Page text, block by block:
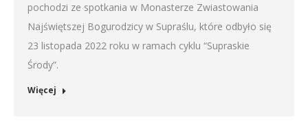
pochodzi ze spotkania w Monasterze Zwiastowania
Najświętszej Bogurodzicy w Supraślu, które odbyło się
23 listopada 2022 roku w ramach cyklu “Supraskie
Środy”.
Więcej